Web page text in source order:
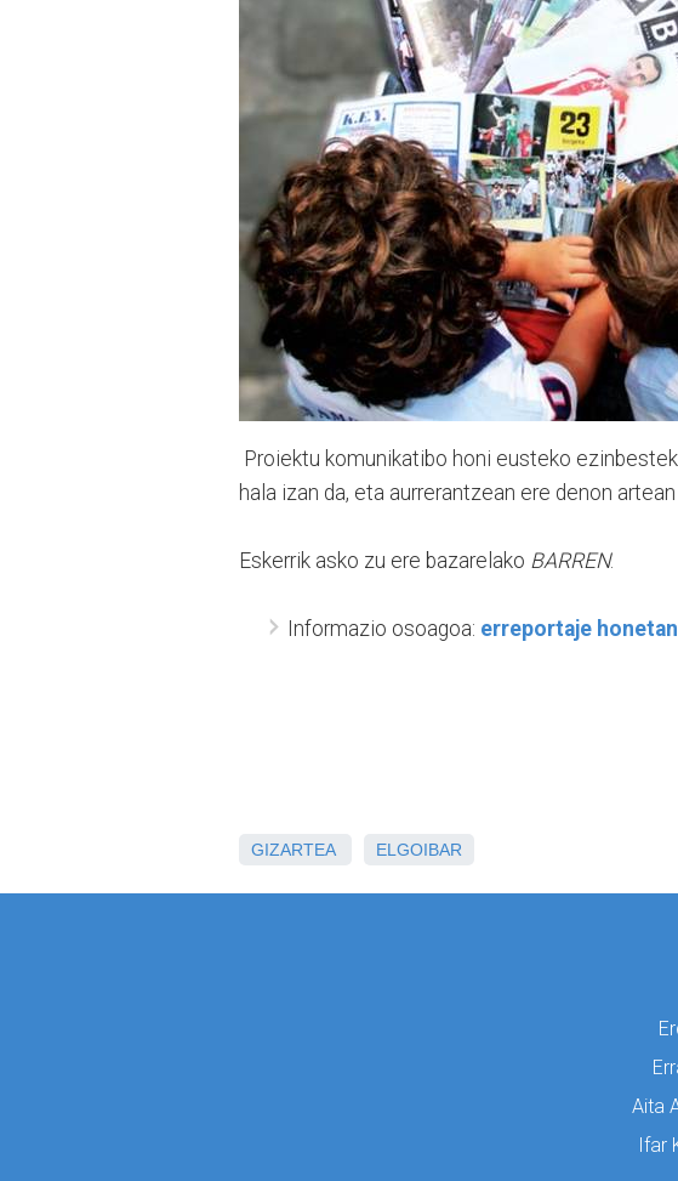
Proiektu komunikatibo honi eusteko
hala izan da, eta aurrerantzean ere denon
Eskerrik asko zu ere bazarelako BARREN.
Informazio osoagoa: erreportaje honetan
GIZARTEA ELGOIBAR
Aita
Ifar